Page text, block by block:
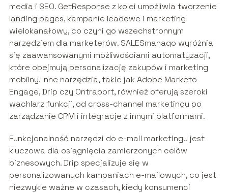
media i SEO. GetResponse z kolei umożliwia tworzenie
landing pages, kampanie leadowe i marketing
wielokanałowy, co czyni go wszechstronnym
narzędziem dla marketerów. SALESmanago wyróżnia
się zaawansowanymi możliwościami automatyzacji,
które obejmują personalizację zakupów i marketing
mobilny. Inne narzędzia, takie jak Adobe Marketo
Engage, Drip czy Ontraport, również oferują szeroki
wachlarz funkcji, od cross-channel marketingu po
zarządzanie CRM i integracje z innymi platformami.
Funkcjonalność narzędzi do e-mail marketingu jest
kluczowa dla osiągnięcia zamierzonych celów
biznesowych. Drip specjalizuje się w
personalizowanych kampaniach e-mailowych, co jest
niezwykle ważne w czasach, kiedy konsumenci